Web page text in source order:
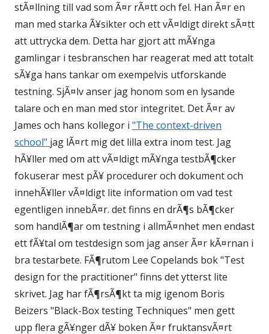
stÃ¤llning till vad som Ã¤r rÃ¤tt och fel. Han Ã¤r en
man med starka Ã¥sikter och ett vÃ¤ldigt direkt sÃ¤tt
att uttrycka dem. Detta har gjort att mÃ¥nga
gamlingar i tesbranschen har reagerat med att totalt
sÃ¥ga hans tankar om exempelvis utforskande
testning. SjÃ¤lv anser jag honom som en lysande
talare och en man med stor integritet. Det Ã¤r av
James och hans kollegor i "The context-driven
school" jag lÃ¤rt mig det lilla extra inom test. Jag
hÃ¥ller med om att vÃ¤ldigt mÃ¥nga testbÃ¶cker
fokuserar mest pÃ¥ procedurer och dokument och
innehÃ¥ller vÃ¤ldigt lite information om vad test
egentligen innebÃ¤r. det finns en drÃ¶s bÃ¶cker
som handlÃ¶ar om testning i allmÃ¤nhet men endast
ett fÃ¥tal om testdesign som jag anser Ã¤r kÃ¤rnan i
bra testarbete. FÃ¶rutom Lee Copelands bok "Test
design for the practitioner" finns det ytterst lite
skrivet. Jag har fÃ¶rsÃ¶kt ta mig igenom Boris
Beizers "Black-Box testing Techniques" men gett
upp flera gÃ¥nger dÃ¥ boken Ã¤r fruktansvÃ¤rt